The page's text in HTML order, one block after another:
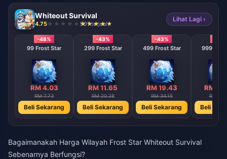
Whiteout Survival
4.75 991 terjual
Lihat Lagi ›
-48%
99 Frost Star
RM 4.03
RM 7.73
Beli Sekarang
-43%
299 Frost Star
RM 11.65
RM 20.28
Beli Sekarang
-43%
499 Frost Star
RM 19.43
RM 34.15
Beli Sekarang
999
RM
RM
Beli
Bagaimanakah Harga Wilayah Frost Star Whiteout Survival
Sebenarnya Berfungsi?